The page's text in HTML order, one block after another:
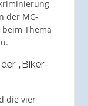
der MC-
Thema
„Biker-
die vier